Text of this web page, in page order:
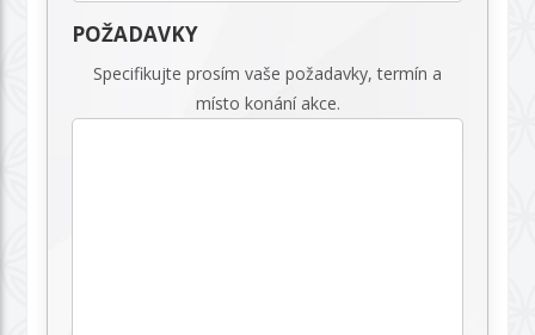
POŽADAVKY
Specifikujte prosím vaše požadavky, termín a
místo konání akce.